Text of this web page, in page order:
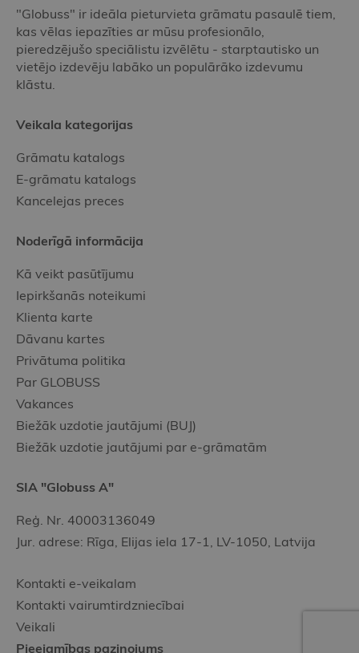
"Globuss" ir ideāla pieturvieta grāmatu pasaulē tiem,
kas vēlas iepazīties ar mūsu profesionālo,
pieredzējušo speciālistu izvēlētu - starptautisko un
vietējo izdevēju labāko un populārāko izdevumu
klāstu.
Veikala kategorijas
Grāmatu katalogs
E-grāmatu katalogs
Kancelejas preces
Noderīgā informācija
Kā veikt pasūtījumu
Iepirkšanās noteikumi
Klienta karte
Dāvanu kartes
Privātuma politika
Par GLOBUSS
Vakances
Biežāk uzdotie jautājumi (BUJ)
Biežāk uzdotie jautājumi par e-grāmatām
SIA "Globuss A"
Reģ. Nr. 40003136049
Jur. adrese: Rīga, Elijas iela 17-1, LV-1050, Latvija
Kontakti e-veikalam
Kontakti vairumtirdzniecībai
Veikali
Pieejamības paziņojums